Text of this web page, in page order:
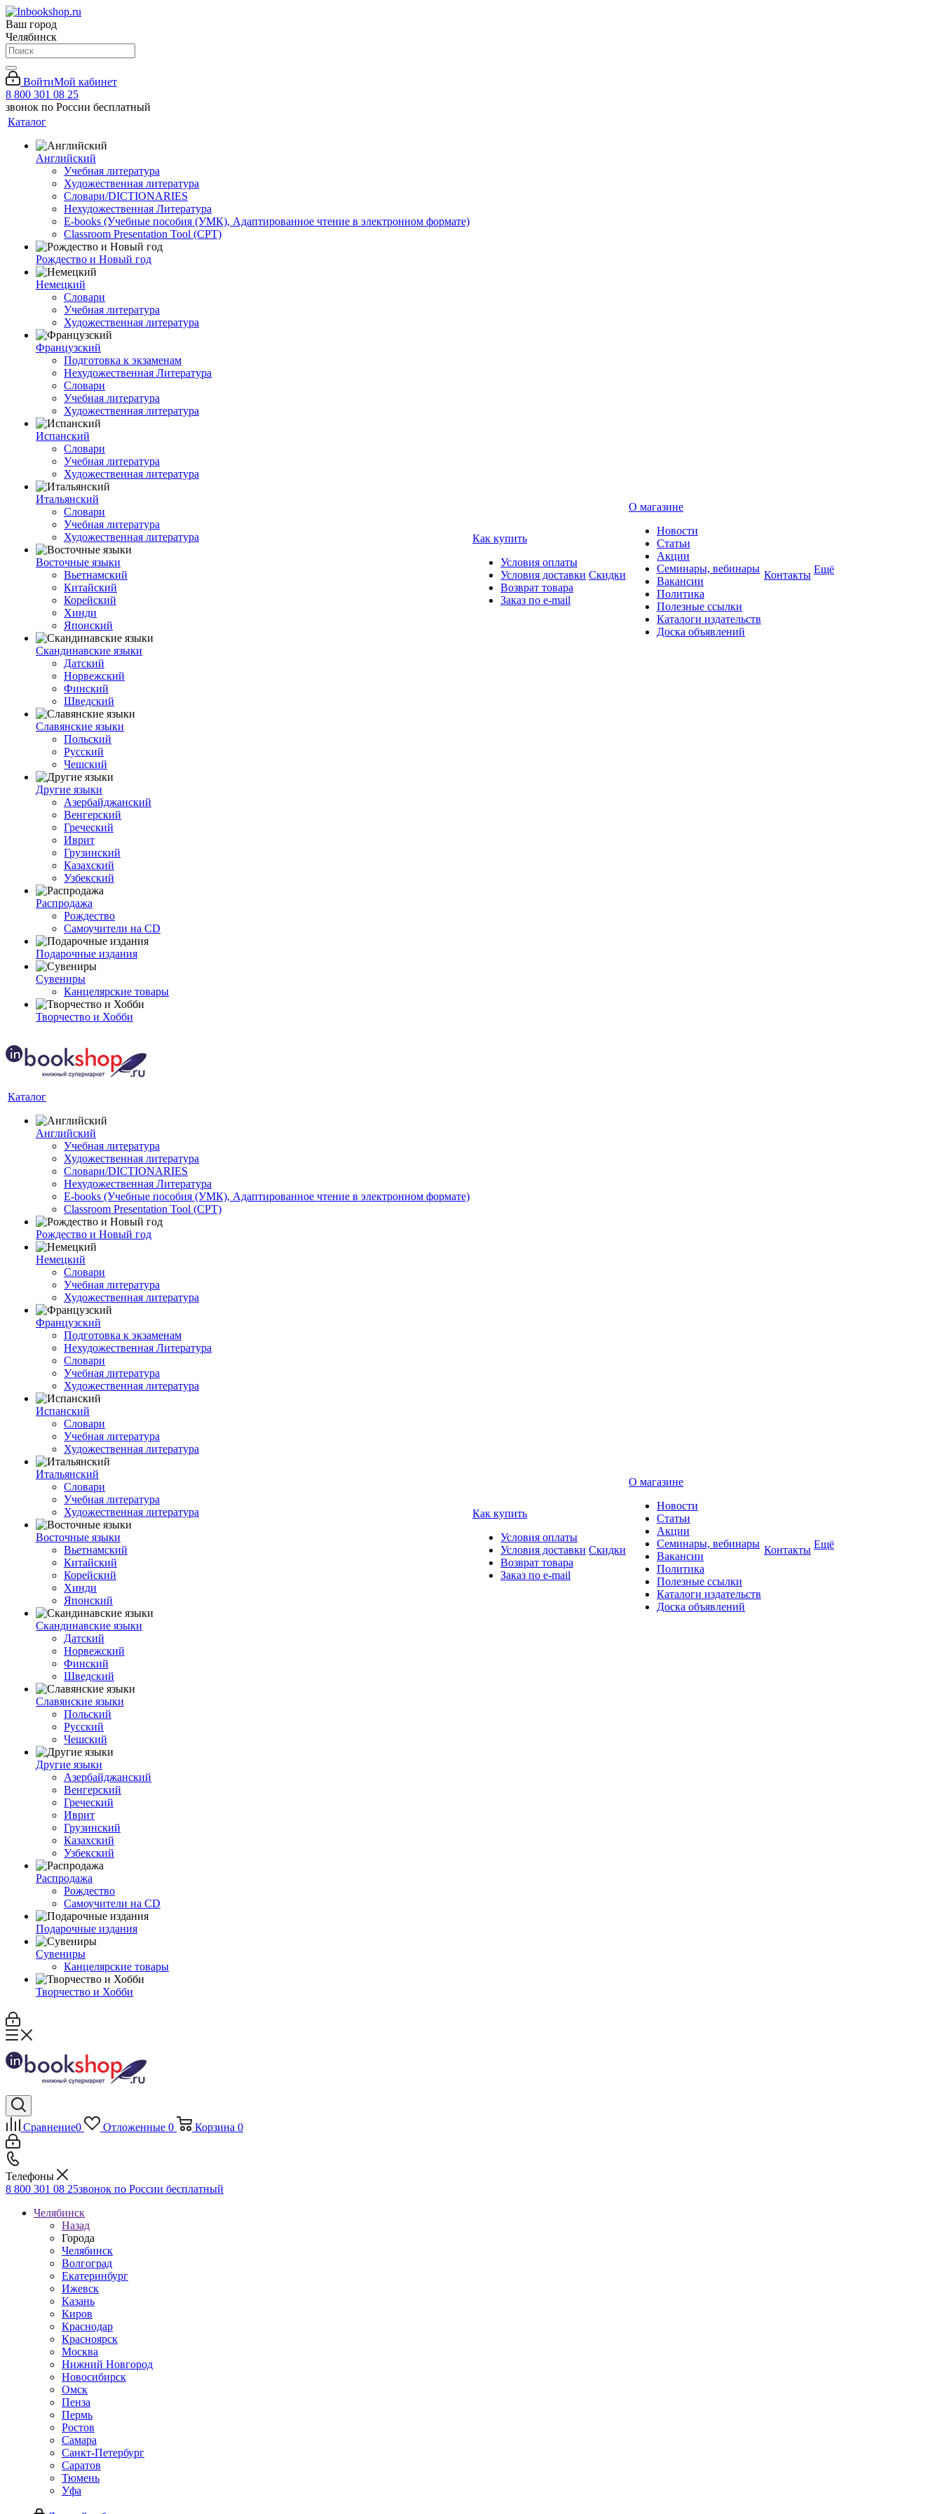
Ваш город
Челябинск
ВойтиМой кабинет
8 800 301 08 25
звонок по России бесплатный
Каталог
Английский
Учебная литература
Художественная литература
Словари/DICTIONARIES
Нехудожественная Литература
E-books (Учебные пособия (УМК), Адаптированное чтение в электронном формате)
Classroom Presentation Tool (CPT)
Рождество и Новый год
Немецкий
Словари
Учебная литература
Художественная литература
Французский
Подготовка к экзаменам
Нехудожественная Литература
Словари
Учебная литература
Художественная литература
Испанский
Словари
Учебная литература
Художественная литература
Итальянский
Словари
Учебная литература
Художественная литература
Восточные языки
Вьетнамский
Китайский
Корейский
Хинди
Японский
Скандинавские языки
Датский
Норвежский
Финский
Шведский
Славянские языки
Польский
Русский
Чешский
Другие языки
Азербайджанский
Венгерский
Греческий
Иврит
Грузинский
Казахский
Узбекский
Распродажа
Рождество
Самоучители на CD
Подарочные издания
Сувениры
Канцелярские товары
Творчество и Хобби
Как купить
Условия оплаты
Условия доставки
Возврат товара
Заказ по e-mail
Скидки
О магазине
Новости
Статьи
Акции
Семинары, вебинары
Вакансии
Политика
Полезные ссылки
Каталоги издательств
Доска объявлений
Контакты Ещё
Каталог
Английский
Учебная литература
Художественная литература
Словари/DICTIONARIES
Нехудожественная Литература
E-books (Учебные пособия (УМК), Адаптированное чтение в электронном формате)
Classroom Presentation Tool (CPT)
Рождество и Новый год
Немецкий
Словари
Учебная литература
Художественная литература
Французский
Подготовка к экзаменам
Нехудожественная Литература
Словари
Учебная литература
Художественная литература
Испанский
Словари
Учебная литература
Художественная литература
Итальянский
Словари
Учебная литература
Художественная литература
Восточные языки
Вьетнамский
Китайский
Корейский
Хинди
Японский
Скандинавские языки
Датский
Норвежский
Финский
Шведский
Славянские языки
Польский
Русский
Чешский
Другие языки
Азербайджанский
Венгерский
Греческий
Иврит
Грузинский
Казахский
Узбекский
Распродажа
Рождество
Самоучители на CD
Подарочные издания
Сувениры
Канцелярские товары
Творчество и Хобби
Как купить
Условия оплаты
Условия доставки
Возврат товара
Заказ по e-mail
Скидки
О магазине
Новости
Статьи
Акции
Семинары, вебинары
Вакансии
Политика
Полезные ссылки
Каталоги издательств
Доска объявлений
Контакты Ещё
Сравнение0 Отложенные 0 Корзина 0
Телефоны
8 800 301 08 25звонок по России бесплатный
Челябинск
Назад
Города
Челябинск
Волгоград
Екатеринбург
Ижевск
Казань
Киров
Краснодар
Красноярск
Москва
Нижний Новгород
Новосибирск
Омск
Пенза
Пермь
Ростов
Самара
Санкт-Петербург
Саратов
Тюмень
Уфа